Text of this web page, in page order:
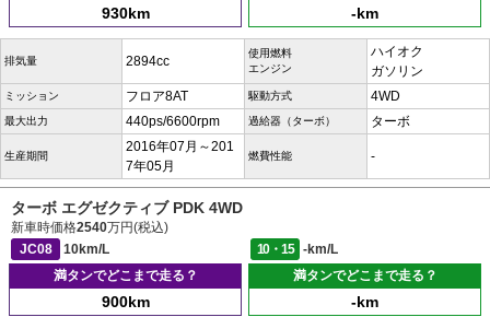
930km -km
排気量 2894cc
使用燃料
エンジン
ハイオク
ガソリン
ミッション フロア8AT 駆動方式 4WD
最大出力 440ps/6600rpm 過給器（ターボ） ターボ
生産期間
2016年07月～201
7年05月
燃費性能 -
ターボ エグゼクティブ PDK 4WD
新車時価格2540万円(税込)
JC08
10km/L 10・15
-km/L
満タンでどこまで走る？
900km
満タンでどこまで走る？
-km